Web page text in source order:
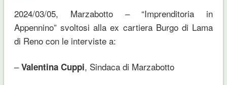
2024/03/05, Marzabotto – “Imprenditoria in
Appennino” svoltosi alla ex cartiera Burgo di Lama
di Reno con le interviste a:
–Valentina Cuppi, Sindaca di Marzabotto